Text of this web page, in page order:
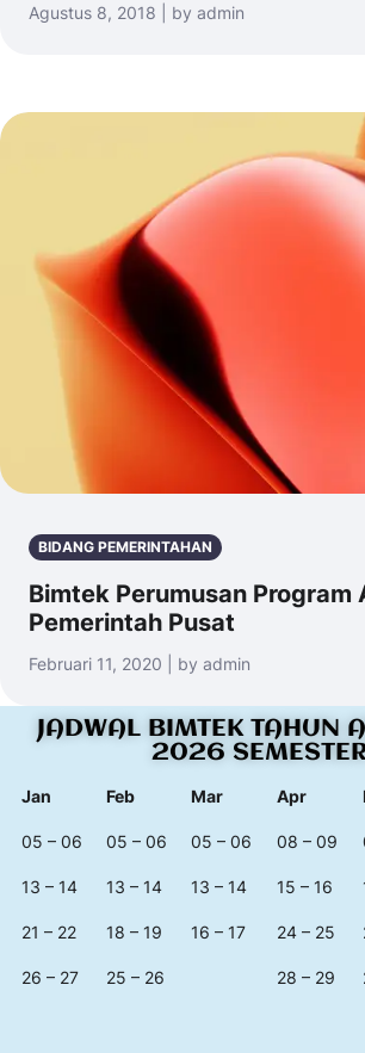
Agustus 8, 2018 | by admin
BIDANG PEMERINTAHAN
Bimtek Perumusan Program
Pemerintah Pusat
Februari 11, 2020 | by admin
JADWAL BIMTEK TAHUN
2026 SEMESTER
Jan Feb Mar Apr
05 – 06 05 – 06 05 – 06 08 – 09
13 – 14 13 – 14 13 – 14 15 – 16
21 – 22 18 – 19 16 – 17 24 – 25
26 – 27 25 – 26 28 – 29